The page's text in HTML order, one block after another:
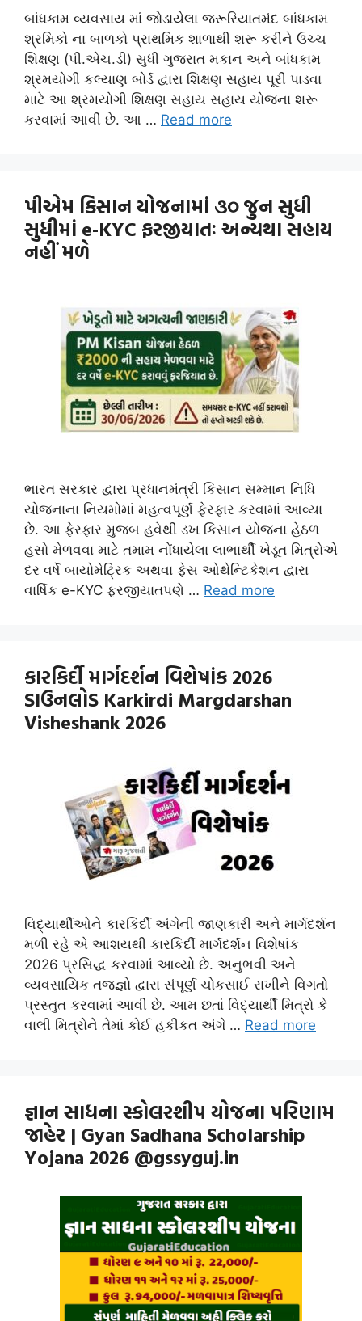
બાંધકામ વ્યવસાય માં જોડાયેલા જરૂરિયાતમંદ બાંધકામ
શ્રમિકો ના બાળકો પ્રાથમિક શાળાથી શરૂ કરીને ઉચ્‍ચ
શિક્ષણ (પી.એચ.ડી) સુધી ગુજરાત મકાન અને બાંધકામ
શ્રમયોગી કલ્યાણ બોર્ડ દ્વારા શિક્ષણ સહાય પૂરી પાડવા
માટે આ શ્રમયોગી શિક્ષણ સહાય સહાય યોજના શરૂ
કરવામાં આવી છે. આ … Read more
પીએમ કિસાન યોજનામાં ૩૦ જુન સુધી
સુધીમાં e-KYC ફરજીયાતઃ અન્યથા સહાય
નહીં મળે
ભારત સરકાર દ્વારા પ્રધાનમંત્રી કિસાન સમ્માન નિધિ
યોજનાના નિયમોમાં મહત્વપૂર્ણ ફેરફાર કરવામાં આવ્યા
છે. આ ફેરફાર મુજબ હવેથી ડખ કિસાન યોજના હેઠળ
હસો મેળવવા માટે તમામ નોંધાયેલા લાભાર્થી ખેડૂત મિત્રોએ
દર વર્ષે બાયોમેટ્રિક અથવા ફેસ ઓથેન્ટિકેશન દ્વારા
વાર્ષિક e-KYC ફરજીયાતપણે … Read more
કારકિર્દી માર્ગદર્શન વિશેષાંક 2026
ડાઉનલોડ Karkirdi Margdarshan
Visheshank 2026
વિદ્યાર્થીઓને કારકિર્દી અંગેની જાણકારી અને માર્ગદર્શન
મળી રહે એ આશયથી કારકિર્દી માર્ગદર્શન વિશેષાંક
2026 પ્રસિદ્ધ કરવામાં આવ્યો છે. અનુભવી અને
વ્યવસાયિક તજજ્ઞો દ્વારા સંપૂર્ણ ચોકસાઈ રાખીને વિગતો
પ્રસ્તુત કરવામાં આવી છે. આમ છતાં વિદ્યાર્થી મિત્રો કે
વાલી મિત્રોને તેમાં કોઈ હકીકત અંગે … Read more
જ્ઞાન સાધના સ્કોલરશીપ યોજના પરિણામ
જાહેર | Gyan Sadhana Scholarship
Yojana 2026 @gssyguj.in